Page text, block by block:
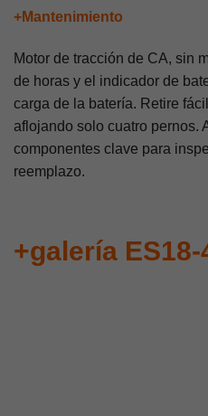
+Mantenimiento
Motor de tracción de CA, sin
de horas y el indicador de
carga de la batería. Retire
aflojando solo cuatro pernos.
componentes clave para
reemplazo.
+galería ES18-